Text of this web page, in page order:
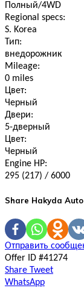
Полный/4WD
Regional specs:
S. Korea
Тип:
внедорожник
Mileage:
0 miles
Цвет:
Черный
Двери:
5-дверный
Цвет:
Черный
Engine HP:
295 (217) / 6000
Share Hakyda Auto
Отправить
Offer ID #41274
Share Tweet
WhatsApp